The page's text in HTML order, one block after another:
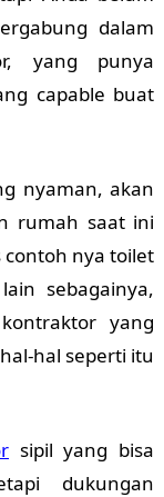
dalam
yang punya
capable buat
nyaman, akan
rumah saat ini
contoh nya toilet
sebagainya,
yang
hal seperti itu
sipil yang bisa
dukungan